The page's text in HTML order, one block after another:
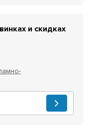
и скидках